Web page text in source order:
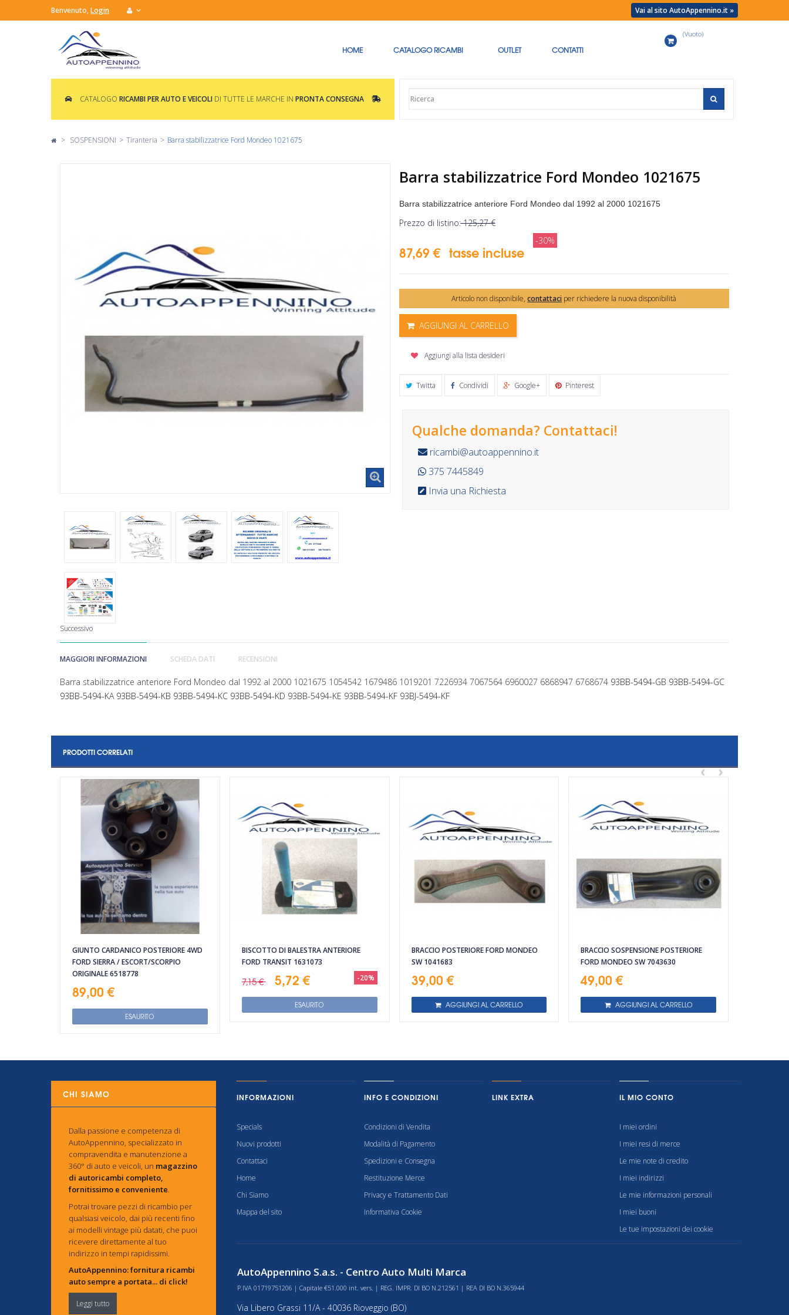
Vai al sito AutoAppennino.it »
Benvenuto,Login
HOME CATALOGO RICAMBI OUTLET CONTATTI
(Vuoto)
CATALOGO RICAMBI PER AUTO E VEICOLI DI TUTTE LE MARCHE IN PRONTA CONSEGNA
> SOSPENSIONI > Tiranteria > Barra stabilizzatrice Ford Mondeo 1021675
Successivo
Barra stabilizzatrice Ford Mondeo 1021675
Barra stabilizzatrice anteriore Ford Mondeo dal 1992 al 2000 1021675
Prezzo di listino:125,27 €
87,69 € tasse incluse
-30%
Articolo non disponibile,contattaci per richiedere la nuova disponibilità
AGGIUNGI AL CARRELLO
Aggiungi alla lista desideri
Twitta Condividi Google+ Pinterest
Qualche domanda? Contattaci!
ricambi@autoappennino.it
375 7445849
Invia una Richiesta
MAGGIORI INFORMAZIONI SCHEDA DATI RECENSIONI
Barra stabilizzatrice anteriore Ford Mondeo dal 1992 al 2000 1021675 1054542 1679486 1019201 7226934 7067564 6960027 6868947 6768674 93BB-5494-GB 93BB-5494-GC
93BB-5494-KA 93BB-5494-KB 93BB-5494-KC 93BB-5494-KD 93BB-5494-KE 93BB-5494-KF 93BJ-5494-KF
PRODOTTI CORRELATI
‹ ›
GIUNTO CARDANICO POSTERIORE 4WD
FORD SIERRA / ESCORT/SCORPIO
ORIGINALE 6518778
89,00 €
ESAURITO
BISCOTTO DI BALESTRA ANTERIORE
FORD TRANSIT 1631073
7,15 € 5,72 € -20%
ESAURITO
BRACCIO POSTERIORE FORD MONDEO
SW 1041683
39,00 €
AGGIUNGI AL CARRELLO
BRACCIO SOSPENSIONE POSTERIORE
FORD MONDEO SW 7043630
49,00 €
AGGIUNGI AL CARRELLO
CHI SIAMO
Dalla passione e competenza di
AutoAppennino, specializzato in
compravendita e manutenzione a
360° di auto e veicoli, un magazzino
di autoricambi completo,
fornitissimo e conveniente.
Potrai trovare pezzi di ricambio per
qualsiasi veicolo, dai più recenti fino
ai modelli vintage più datati, che puoi
ricevere direttamente al tuo
indirizzo in tempi rapidissimi.
AutoAppennino: fornitura ricambi
auto sempre a portata... di click!
Leggi tutto
INFORMAZIONI
Specials
Nuovi prodotti
Contattaci
Home
Chi Siamo
Mappa del sito
INFO E CONDIZIONI
Condizioni di Vendita
Modalità di Pagamento
Spedizioni e Consegna
Restituzione Merce
Privacy e Trattamento Dati
Informativa Cookie
LINK EXTRA IL MIO CONTO
I miei ordini
I miei resi di merce
Le mie note di credito
I miei indirizzi
Le mie informazioni personali
I miei buoni
Le tue impostazioni dei cookie
AutoAppennino S.a.s. - Centro Auto Multi Marca
P.IVA 01719751206 | Capitale €51.000 int. vers. | REG. IMPR. DI BO N.212561 | REA DI BO N.365944
Via Libero Grassi 11/A - 40036 Rioveggio (BO)